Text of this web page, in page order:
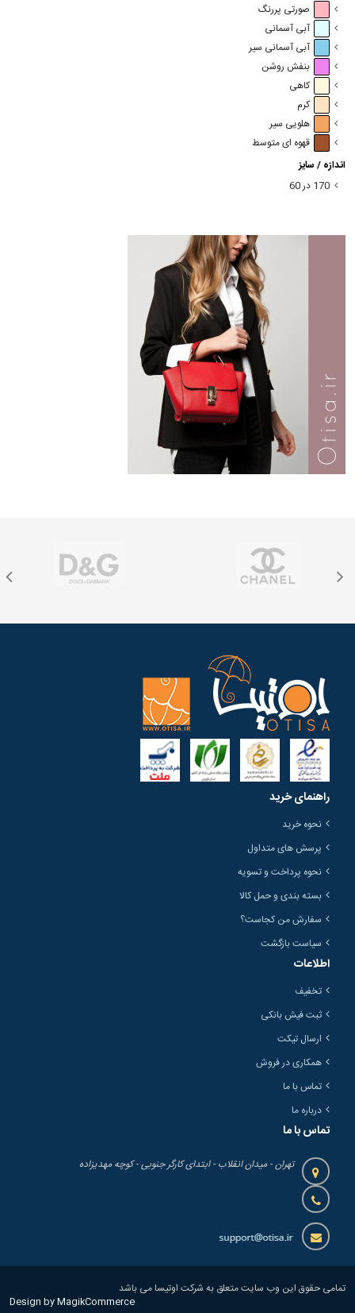
صورتی پررنگ
آبی آسمانی
آبی آسمانی سیر
بنفش روشن
کاهی
کرم
هلویی سیر
قهوه ای متوسط
اندازه / سایز
170 در 60
راهنمای خرید
نحوه خرید
پرسش های متداول
نحوه پرداخت و تسویه
بسته بندی و حمل کالا
سفارش من کجاست؟
سیاست بازگشت
اطلاعات
تخفیف
ثبت فیش بانکی
ارسال تیکت
همکاری در فروش
تماس با ما
درباره ما
تماس با ما
تهران - میدان انقلاب - ابتدای کارگر جنوبی - کوچه مهدیزاده
تمامی حقوق این وب سایت متعلق به شرکت اوتیسا می باشد
Design by MagikCommerce